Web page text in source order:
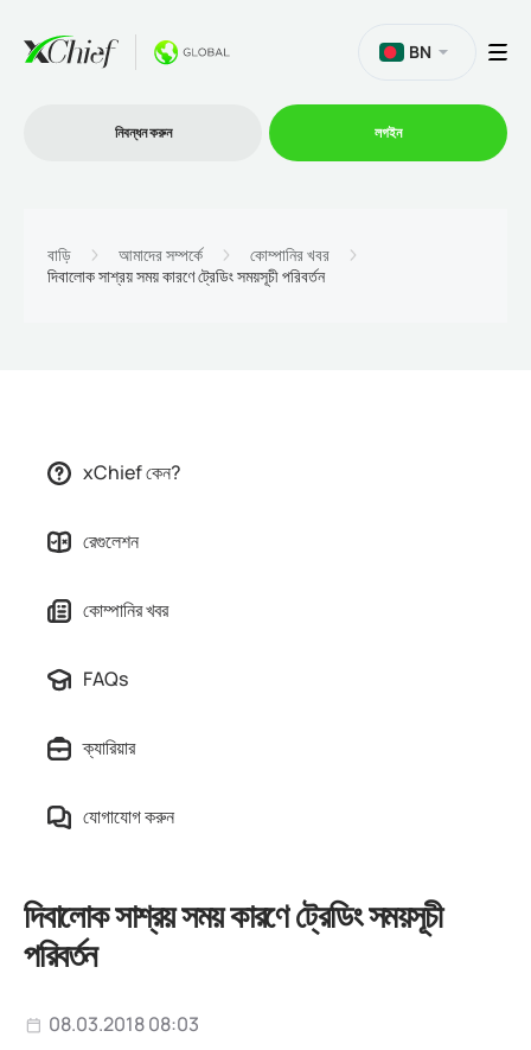
অংশীদারিত্ব
BN
নিবন্ধন করুন লগইন
বাড়ি আমাদের সম্পর্কে
কোম্পানির খবর
দিবালোক সাশ্রয় সময় কারণে ট্রেডিং সময়সূচী পরিবর্তন
xChief কেন?
রেগুলেশন
কোম্পানির খবর
FAQs
ক্যারিয়ার
যোগাযোগ করুন
দিবালোক সাশ্রয় সময় কারণে ট্রেডিং সময়সূচী
পরিবর্তন
08.03.2018 08:03